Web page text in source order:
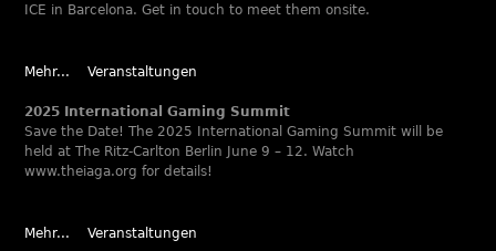
ICE in Barcelona. Get in touch to meet them onsite.
Mehr... Veranstaltungen
2025 International Gaming Summit
Save the Date! The 2025 International Gaming Summit will be
held at The Ritz-Carlton Berlin June 9 – 12. Watch
www.theiaga.org for details!
Mehr... Veranstaltungen